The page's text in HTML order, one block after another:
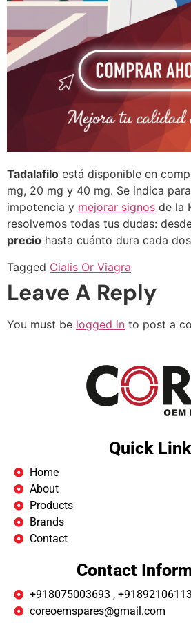
Tadalafilo está disponible en
mg, 20 mg y 40 mg. Se indica
impotencia y mejorar signos de la
resolvemos todas tus dudas:
precio hasta cuánto dura cada
Tagged Cialis Or Viagra
Leave A Reply
You must be logged in to post a
Quick
Home
About
Products
Brands
Contact
Contact
+918075003693 ,
coreoemspares@gmail.com